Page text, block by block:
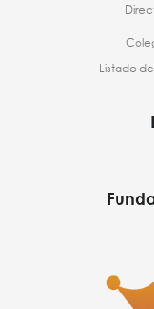
Listado